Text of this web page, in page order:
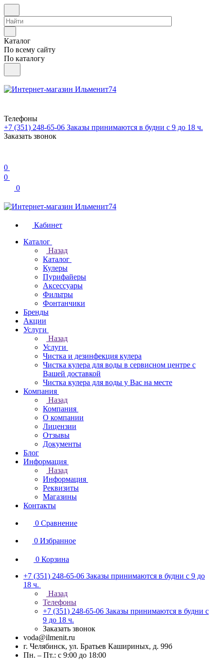
Каталог
По всему сайту
По каталогу
Телефоны
+7 (351) 248-65-06 Заказы принимаются в будни с 9 до 18 ч.
Заказать звонок
0
0
0
Кабинет
Каталог
Назад
Каталог
Кулеры
Пурифайеры
Аксессуары
Фильтры
Фонтанчики
Бренды
Акции
Услуги
Назад
Услуги
Чистка и дезинфекция кулера
Чистка кулера для воды в сервисном центре с
Вашей доставкой
Чистка кулера для воды у Вас на месте
Компания
Назад
Компания
О компании
Лицензии
Отзывы
Документы
Блог
Информация
Назад
Информация
Реквизиты
Магазины
Контакты
0 Сравнение
0 Избранное
0 Корзина
+7 (351) 248-65-06 Заказы принимаются в будни с 9 до
18 ч.
Назад
Телефоны
+7 (351) 248-65-06 Заказы принимаются в будни с
9 до 18 ч.
Заказать звонок
voda@ilmenit.ru
г. Челябинск, ул. Братьев Кашириных, д. 99б
Пн. – Пт.: с 9:00 до 18:00